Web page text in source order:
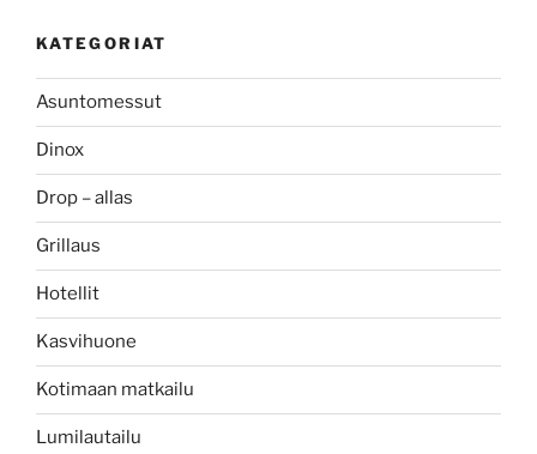
KATEGORIAT
Asuntomessut
Dinox
Drop – allas
Grillaus
Hotellit
Kasvihuone
Kotimaan matkailu
Lumilautailu